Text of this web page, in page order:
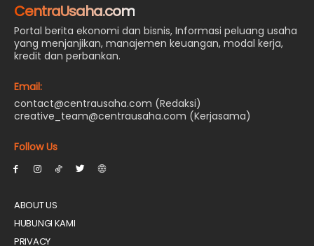
CentraUsaha.com
Portal berita ekonomi dan bisnis, Informasi peluang usaha
yang menjanjikan, manajemen keuangan, modal kerja,
kredit dan perbankan.
Email:
contact@centrausaha.com (Redaksi)
creative_team@centrausaha.com (Kerjasama)
Follow Us
ABOUT US
HUBUNGI KAMI
PRIVACY